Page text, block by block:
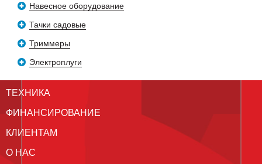
Навесное оборудование
Тачки садовые
Триммеры
Электроплуги
ТЕХНИКА
ФИНАНСИРОВАНИЕ
КЛИЕНТАМ
О НАС